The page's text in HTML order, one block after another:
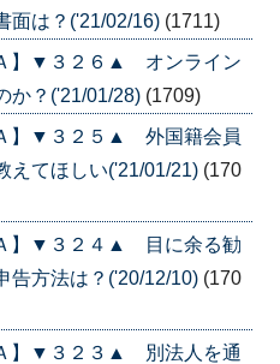
面は？('21/02/16) (1711)
Ａ】▼３２６▲ オンライン
か？('21/01/28) (1709)
Ａ】▼３２５▲ 外国籍会員
えてほしい('21/01/21) (170
Ａ】▼３２４▲ 目に余る勧
告方法は？('20/12/10) (170
Ａ】▼３２３▲ 別法人を通